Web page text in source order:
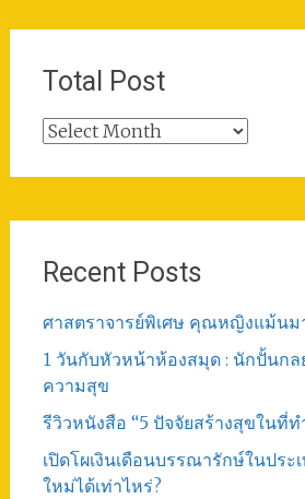
Total Post
Total
Recent Posts
ศาสตราจารย์พิเศษ คุณหญิงแม้นม
1 วันกับหัวหน้าห้องสมุด : นักปั้นก
ความสุข
รีวิวหนังสือ “5 ปัจจัยสร้างสุขในที่
เปิดโผเงินเดือนบรรณารักษ์ในประ
ใหม่ได้เท่าไหร่?